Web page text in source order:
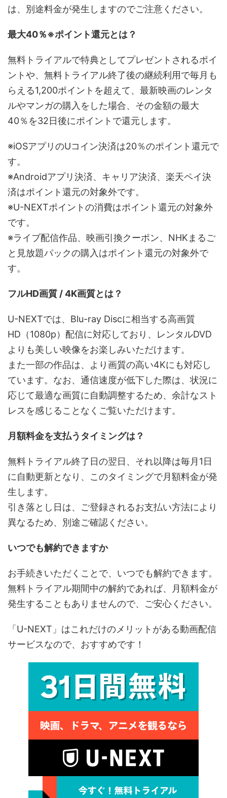
は、別途料金が発生しますのでご注意ください。
最大40％※ポイント還元とは？
無料トライアルで特典としてプレゼントされるポイ
ントや、無料トライアル終了後の継続利用で毎月も
らえる1,200ポイントを超えて、最新映画のレンタ
ルやマンガの購入をした場合、その金額の最大
40％を32日後にポイントで還元します。
※iOSアプリのUコイン決済は20％のポイント還元で
す。
※Androidアプリ決済、キャリア決済、楽天ペイ決
済はポイント還元の対象外です。
※U-NEXTポイントの消費はポイント還元の対象外
です。
※ライブ配信作品、映画引換クーポン、NHKまるご
と見放題パックの購入はポイント還元の対象外で
す。
フルHD画質 / 4K画質とは？
U-NEXTでは、Blu-ray Discに相当する高画質
HD（1080p）配信に対応しており、レンタルDVD
よりも美しい映像をお楽しみいただけます。
また一部の作品は、より画質の高い4Kにも対応し
ています。なお、通信速度が低下した際は、状況に
応じて最適な画質に自動調整するため、余計なスト
レスを感じることなくご覧いただけます。
月額料金を支払うタイミングは？
無料トライアル終了日の翌日、それ以降は毎月1日
に自動更新となり、このタイミングで月額料金が発
生します。
引き落とし日は、ご登録されるお支払い方法により
異なるため、別途ご確認ください。
いつでも解約できますか
お手続きいただくことで、いつでも解約できます。
無料トライアル期間中の解約であれば、月額料金が
発生することもありませんので、ご安心ください。
「U-NEXT」はこれだけのメリットがある動画配信
サービスなので、おすすめです！